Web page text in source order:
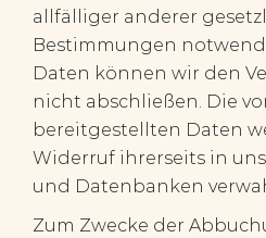
allfälliger anderer
Bestimmungen
Daten können wir den
nicht abschließen. Die
bereitgestellten Daten
Widerruf ihrerseits in
und Datenbanken
Zum Zwecke der